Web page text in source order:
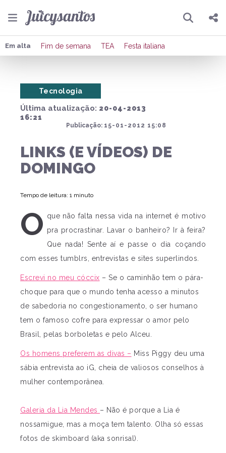
Pesquisar
Compartilhar
Em alta Fim de semana TEA Festa italiana
Última atualização: 20-04-2013
16:21
Publicação: 15-01-2012 15:08
Tecnologia
LINKS (E VÍDEOS) DE
DOMINGO
Tempo de leitura: 1 minuto
O que não falta nessa vida na internet é motivo
pra procrastinar. Lavar o banheiro? Ir à feira?
Que nada! Sente aí e passe o dia coçando
com esses tumblrs, entrevistas e sites superlindos.
Escrevi no meu cóccix – Se o caminhão tem o pára-
choque para que o mundo tenha acesso a minutos
de sabedoria no congestionamento, o ser humano
tem o famoso cofre para expressar o amor pelo
Brasil, pelas borboletas e pelo Alceu.
Os homens preferem as divas – Miss Piggy deu uma
sábia entrevista ao iG, cheia de valiosos conselhos à
mulher contemporânea.
Galeria da Lia Mendes – Não é porque a Lia é
nossamigue, mas a moça tem talento. Olha só essas
fotos de skimboard (aka sonrisal).